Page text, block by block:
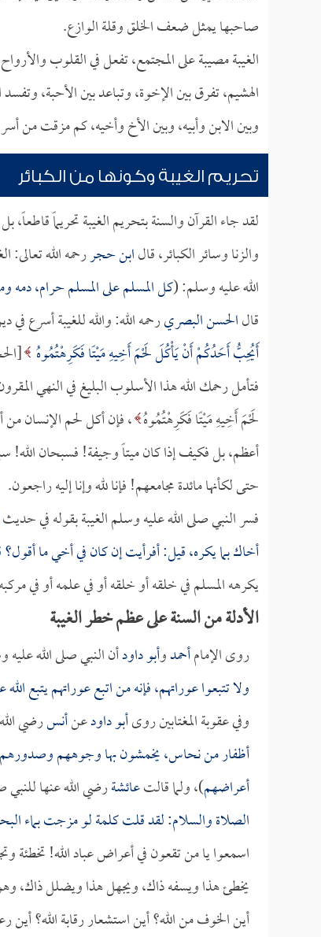
صاحبها يمثل ضعف الخلق وقلة الوازع.
الغيبة مصيبة على المجتمع، تفعل في القلوب
الهشيم، تفرق بين الإخوة، وتباعد بين الأحبة،
وبين الابن وأبيه، وبين الأخ وأخيه، كم مزقت
تحريم الغيبة وكونها من الكبائر
لقد جاء القرآن والسنة بتحريم الغيبة تحريماً قاطعاً،
والزنا وسائر الكبائر، قالابن حجررحمه الله
الله عليه وسلم: (كل المسلم على المسلم حرام، دمه
قالالحسن البصريرحمه الله: والله للغيبة أسرع
أَيُحِبُّ أَحَدُكُمْ أَنْ يَأْكُلَ لَحْمَ أَخِيهِ مَيْتًا فَكَرِهْتُمُوهُ
فتأمل رحمك الله هذا الأسلوب البليغ في النهي
لَحْمَ أَخِيهِ مَيْتًا فَكَرِهْتُمُوهُ ، فإن أكل لحم الإنسان
أعظم، بل فكيف إذا كان ميتاً وجيفة! فسبحان الله!
حتى لكأنها مائدة مجامعهم! فإنا لله وإنا إليه راجعون.
فسر النبي صلى الله عليه وسلم الغيبة بقوله في
أخاك بما يكره، قيل: أفرأيت إن كان في أخي ما أقول؟
يكرهه المسلم في خلقه أو خلقه أو في علمه أو في
الأدلة من السنة على عظم خطر الغيبة
روى الإمامأحمدوأبو داودأن النبي صلى الله
ولا تتبعوا عوراتهم، فإنه من اتبع عوراتهم يتبع
وفي عقوبة المغتابين روىأبو داودعنأنسرضي
أظفار من نحاس، يخمشون بها وجوههم
أعراضهم)، ولما قالتعائشةرضي الله عنها
الصلاة والسلام: لقد قلت كلمة لو مزجت بماء
اسمعوا يا من تقعون في أعراض عباد الله! تخطئة
يخطئ هذا ويسفه ذاك، ويجهل هذا ويضلل ذاك،
أين الخوف من الله؟ أين استشعار رقابة الله؟